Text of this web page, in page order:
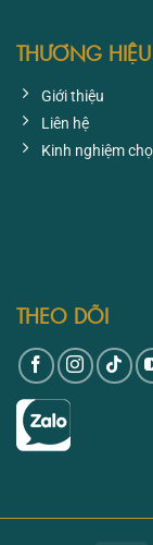
THƯƠNG HIỆU
Giới thiệu
Liên hệ
Kinh nghiệm
THEO DÕI